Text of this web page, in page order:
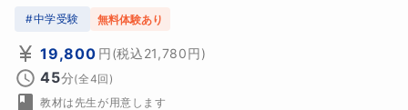
#中学受験 無料体験あり
19,800 円(税込21,780円)
45分(全4回)
教材は先生が用意します